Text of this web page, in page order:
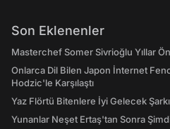
Son Eklenenler
Masterchef Somer Sivrioğlu Yıllar
Onlarca Dil Bilen Japon İnternet
Hodzic'le Karşılaştı
Yaz Flörtü Bitenlere İyi Gelecek
Yunanlar Neşet Ertaş'tan Sonra